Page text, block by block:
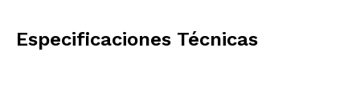
Especificaciones Técnicas